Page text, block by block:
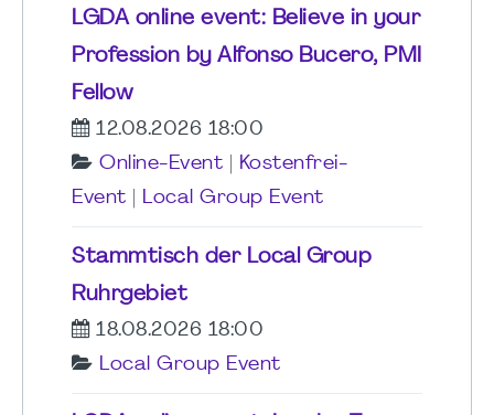
LGDA online event: Believe in your
Profession by Alfonso Bucero, PMI
Fellow
12.08.2026 18:00
Online-Event
Kostenfrei-
Event
Local Group Event
Stammtisch der Local Group
Ruhrgebiet
18.08.2026 18:00
Local Group Event